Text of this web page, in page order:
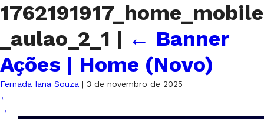
1762191917_home_mobile
_aulao_2_1 | ← Banner
Ações | Home (Novo)
Fernada Iana Souza | 3 de novembro de 2025
←
→